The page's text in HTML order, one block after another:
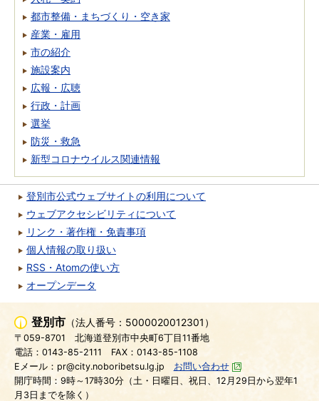
都市整備・まちづくり・空き家
産業・雇用
市の紹介
施設案内
広報・広聴
行政・計画
選挙
防災・救急
新型コロナウイルス関連情報
登別市公式ウェブサイトの利用について
ウェブアクセシビリティについて
リンク・著作権・免責事項
個人情報の取り扱い
RSS・Atomの使い方
オープンデータ
登別市 （法人番号：5000020012301）
〒059-8701
北海道登別市中央町6丁目11番地
電話：0143-85-2111
FAX：0143-85-1108
Eメール：pr@city.noboribetsu.lg.jp
お問い合わせ
開庁時間：9時～17時30分（土・日曜日、祝日、12月29日から翌年1
月3日までを除く）